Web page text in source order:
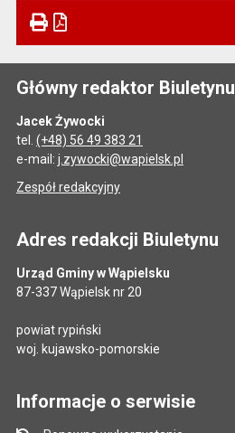
Główny redaktor Biuletynu
Jacek Żywocki
tel. (+48) 56 49 383 21
e-mail: j.zywocki@wapielsk.pl
Zespół redakcyjny
Adres redakcji Biuletynu
Urząd Gminy w Wąpielsku
87-337 Wąpielsk nr 20
powiat rypiński
woj. kujawsko-pomorskie
Informacje o serwisie